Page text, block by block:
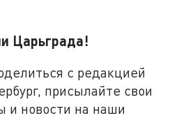
Царьграда!
с редакцией
присылайте свои
и новости на наши